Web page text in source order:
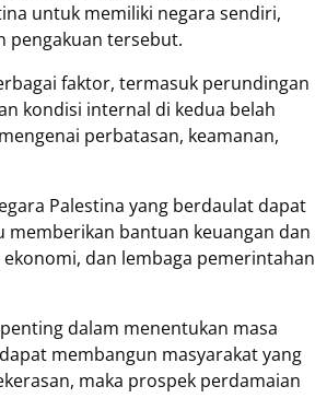
untuk memiliki negara sendiri,
pengakuan tersebut.
faktor, termasuk perundingan
kondisi internal di kedua belah
perbatasan, keamanan,
Palestina yang berdaulat dapat
bantuan keuangan dan
dan lembaga pemerintahan
dalam menentukan masa
membangun masyarakat yang
maka prospek perdamaian